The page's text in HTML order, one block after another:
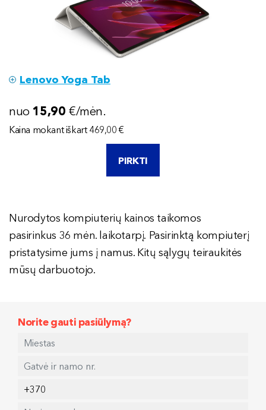
Lenovo Yoga Tab
nuo 15,90 €/mėn.
Kaina mokant iškart469,00 €
PIRKTI
Nurodytos kompiuterių kainos taikomos
pasirinkus 36 mėn. laikotarpį. Pasirinktą kompiuterį
pristatysime jums į namus. Kitų sąlygų teiraukitės
mūsų darbuotojo.
Norite gauti pasiūlymą?